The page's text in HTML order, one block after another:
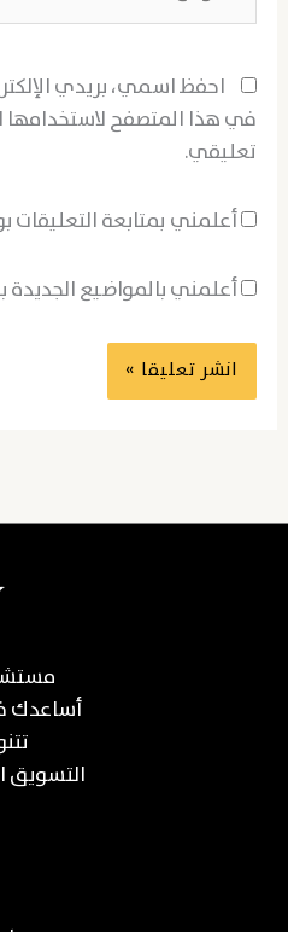
احفظ اسمي، بريدي
في هذا المتصفح لاستخدامها
تعليقي.
أعلمني بمتابعة التعليقات
أعلمني بالمواضيع الجديدة
أساعدك
التسويق